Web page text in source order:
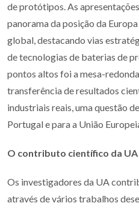
de protótipos. As
panorama da posição da
global, destacando vias
de tecnologias de baterias de
pontos altos foi a mesa-
transferência de resultados
industriais reais, uma questão
Portugal e para a União
O contributo científico da UA
Os investigadores da UA
através de vários trabalhos